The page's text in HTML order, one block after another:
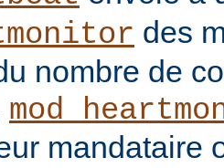
des
nombre de
mandataire